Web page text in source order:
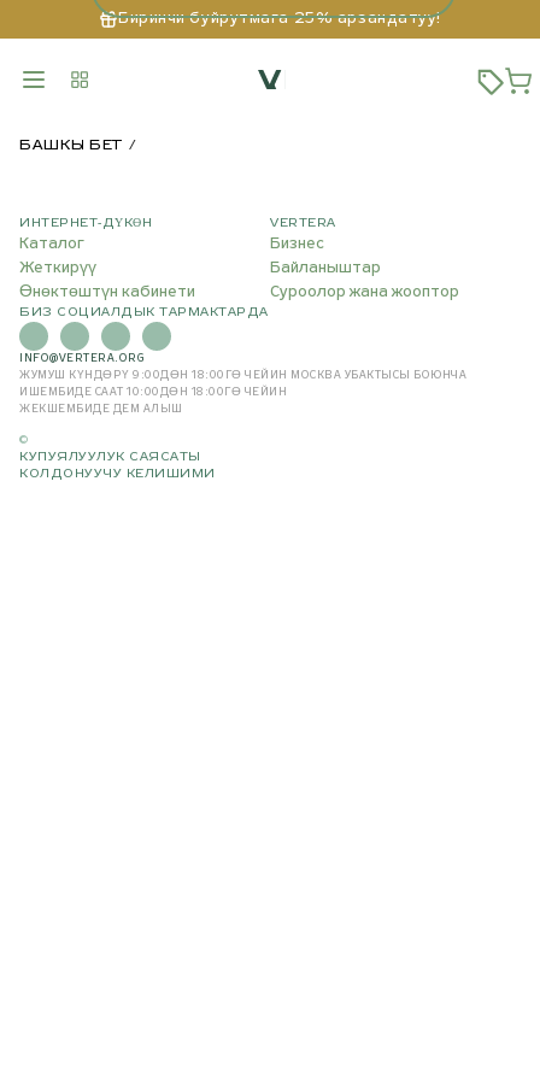
Биринчи буйрутмага 25% арзандатуу!
БАШКЫ БЕТ
ИНТЕРНЕТ-ДҮКӨН
Каталог
Жеткирүү
Өнөктөштүн кабинети
VERTERA
Бизнес
Байланыштар
Суроолор жана жооптор
БИЗ СОЦИАЛДЫК ТАРМАКТАРДА
INFO@VERTERA.ORG
ЖУМУШ КҮНДӨРҮ 9:00ДӨН 18:00ГӨ ЧЕЙИН
МОСКВА УБАКТЫСЫ БОЮНЧА
ИШЕМБИДЕ СААТ 10:00ДӨН 18:00ГӨ ЧЕЙИН
ЖЕКШЕМБИДЕ ДЕМ АЛЫШ
©
КУПУЯЛУУЛУК САЯСАТЫ
КОЛДОНУУЧУ КЕЛИШИМИ